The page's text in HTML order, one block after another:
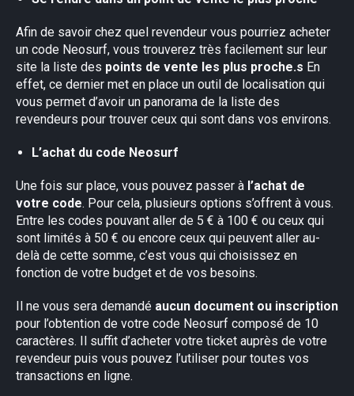
Afin de savoir chez quel revendeur vous pourriez acheter
un code Neosurf, vous trouverez très facilement sur leur
site la liste des points de vente les plus proche.s En
effet, ce dernier met en place un outil de localisation qui
vous permet d’avoir un panorama de la liste des
revendeurs pour trouver ceux qui sont dans vos environs.
L’achat du code Neosurf
Une fois sur place, vous pouvez passer à l’achat de
votre code. Pour cela, plusieurs options s’offrent à vous.
Entre les codes pouvant aller de 5 € à 100 € ou ceux qui
sont limités à 50 € ou encore ceux qui peuvent aller au-
delà de cette somme, c’est vous qui choisissez en
fonction de votre budget et de vos besoins.
Il ne vous sera demandé aucun document ou inscription
pour l’obtention de votre code Neosurf composé de 10
caractères. Il suffit d’acheter votre ticket auprès de votre
revendeur puis vous pouvez l’utiliser pour toutes vos
transactions en ligne.
×